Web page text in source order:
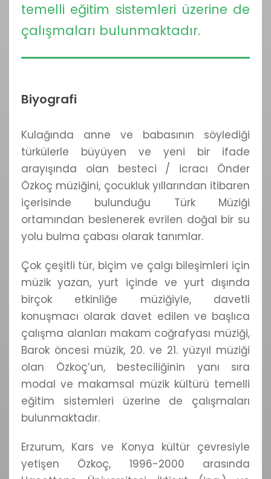
temelli eğitim sistemleri üzerine de
çalışmaları bulunmaktadır.
Biyografi
Kulağında anne ve babasının söylediği
türkülerle büyüyen ve yeni bir ifade
arayışında olan besteci / icracı Önder
Özkoç müziğini, çocukluk yıllarından itibaren
içerisinde bulunduğu Türk Müziği
ortamından beslenerek evrilen doğal bir su
yolu bulma çabası olarak tanımlar.
Çok çeşitli tür, biçim ve çalgı bileşimleri için
müzik yazan, yurt içinde ve yurt dışında
birçok etkinliğe müziğiyle, davetli
konuşmacı olarak davet edilen ve başlıca
çalışma alanları makam coğrafyası müziği,
Barok öncesi müzik, 20. ve 21. yüzyıl müziği
olan Özkoç’un, besteciliğinin yanı sıra
modal ve makamsal müzik kültürü temelli
eğitim sistemleri üzerine de çalışmaları
bulunmaktadır.
Erzurum, Kars ve Konya kültür çevresiyle
yetişen Özkoç, 1996-2000 arasında